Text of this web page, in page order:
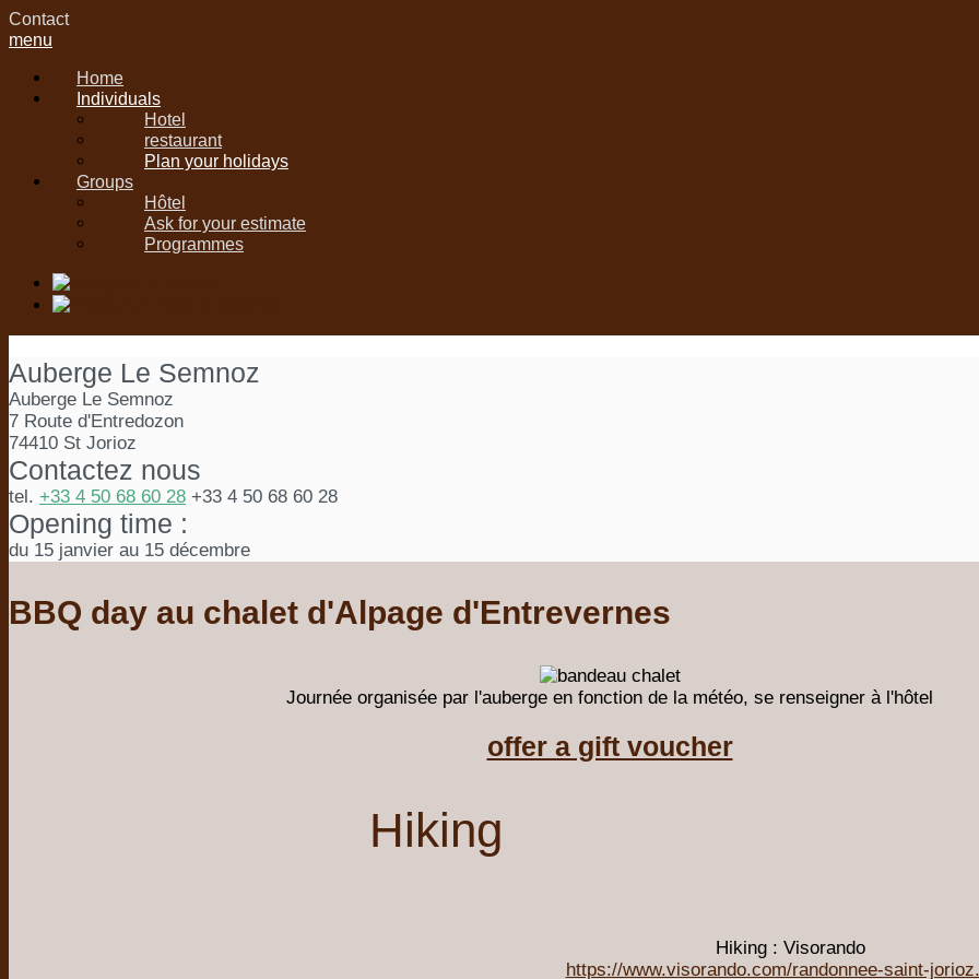
Contact
menu
Home
Individuals
Hotel
restaurant
Plan your holidays
Groups
Hôtel
Ask for your estimate
Programmes
Auberge Le Semnoz
Auberge Le Semnoz
7 Route d'Entredozon
74410 St Jorioz
Contactez nous
tel. +33 4 50 68 60 28 +33 4 50 68 60 28
Opening time :
du 15 janvier au 15 décembre
BBQ day au chalet d'Alpage d'Entrevernes
Journée organisée par l'auberge en fonction de la météo, se renseigner à l'hôtel
offer a gift voucher
Hiking
Hiking : Visorando
https://www.visorando.com/randonnee-saint-